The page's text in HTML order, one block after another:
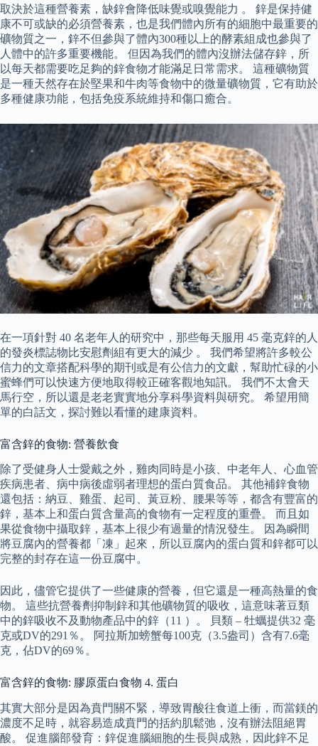
取決於這種營養素，缺鋅會降低味覺或嗅覺能力 。 鋅是保持健
康不可或缺的必須營養素，也是我們體內所有的細胞中最重要的
礦物質之一，鋅不但參與了體內300種以上的酵素組成也參與了
人體中的許多重要機能。 但因為我們的體內沒辦法儲存鋅，所
以每天都需要吃足夠的鋅食物才能滿足日常需求。 這種礦物質
是一種天然存在於堅果和牛肉等食物中的微量礦物質，它有助於
多種健康功能，包括免疫系統維持和傷口癒合。
在一項針對 40 名老年人的研究中，那些每天服用 45 毫克鋅的人
的發炎標誌物比安慰劑組有更大的減少 。 我們希望將許多較公
信力的文章搭配科學的期刊或是有公信力的文獻，幫助忙碌的小
蜜蜂們可以快速方便地取得較正確客觀地知訊。 我們不太會天
馬行空，所以還是老老實實地分享科學資料與研究。 希望用簡
單的白話文，探討難以看懂的建康資料。
富含鋅的食物: 營養飲食
除了受健身人士愛戴之外，雞肉同時是小孩、中老年人、心血管
疾病患者、病中病後虛弱者理想的蛋白質食品。 其他補鋅食物
還包括：納豆、雞蛋、起司、黃豆粉、腰果等等，都含有豐富的
鋅，基本上和蛋白質含量高的食物有一定程度的重疊。 而且如
果從食物中攝取鋅，基本上很少有過量的情況發生。 因為瞬間
將豆腐內的營養都「凍」起來，所以豆腐內的蛋白質和鋅都可以
完整的封存在這一份豆腐中。
因此，儘管它提供了一些健康的營養，但它還是一種高熱量的食
物。 這些抗營養劑抑制鋅和其他礦物質的吸收，這意味著豆類
中的鋅吸收不及動物產品中的鋅（11 ）。 貝類 – 牡蠣提供32 毫
克或DV的291％。 阿拉斯加螃蟹每100克（3.5盎司）含有7.6毫
克，佔DV的69％。
富含鋅的食物: 膠原蛋白食物 4. 蛋白
其實大部分是因為賁門關不緊，導致胃酸往食道上衝，而當鎂的
濃度不足時，就容易造成賁門的括約肌鬆弛，沒有辦法阻絕胃
酸。 促進腦部發育：鋅促進腦細胞的生長與成熟，因此鋅不足